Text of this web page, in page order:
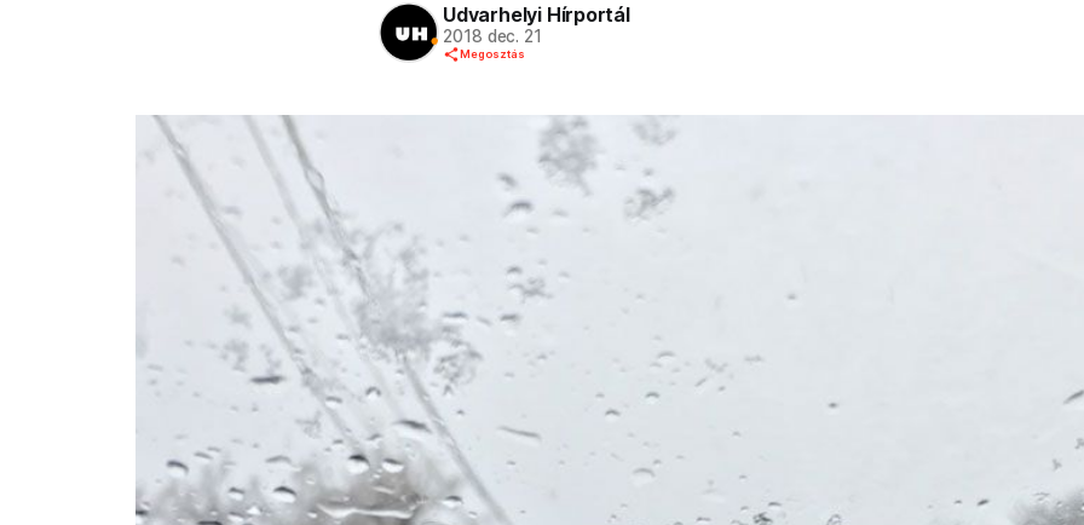
Udvarhelyi Hírportál
2018 dec. 21
Megosztás